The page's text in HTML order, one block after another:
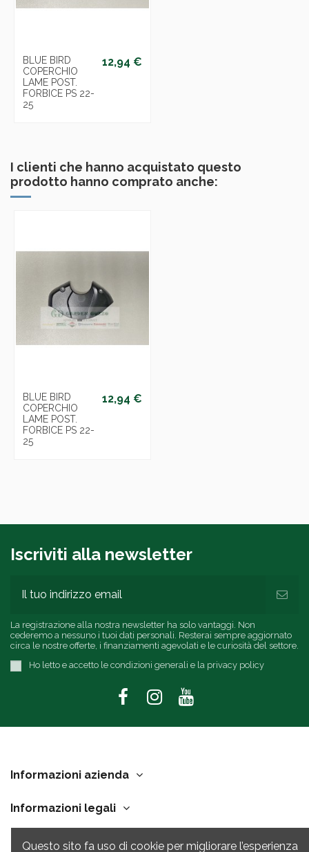
BLUE BIRD
COPERCHIO
LAME POST.
FORBICE PS 22-
25
12,94 €
I clienti che hanno acquistato questo
prodotto hanno comprato anche:
BLUE BIRD
COPERCHIO
LAME POST.
FORBICE PS 22-
25
12,94 €
Iscriviti alla newsletter
La registrazione alla nostra newsletter ha solo vantaggi. Non
cederemo a nessuno i tuoi dati personali. Resterai sempre aggiornato
circa le nostre offerte, i finanziamenti agevolati e le curiosità del settore.
Ho letto e accetto le condizioni generali e la privacy policy
Informazioni azienda
Informazioni legali
Link Utili
Questo sito fa uso di cookie per migliorare l’esperienza